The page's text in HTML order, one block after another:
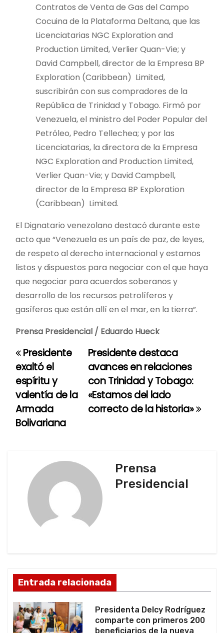
Contratos de Venta de Gas del Campo
Cocuina de la Plataforma Deltana, que las
Licenciatarias NGC Exploration and
Production Limited, Verlier Quan-Vie; y
David Campbell, director de la Empresa BP
Exploration (Caribbean) Limited,
suscribirán con sus compradores de la
República de Trinidad y Tobago. Firmó por
Venezuela, el ministro del Poder Popular del
Petróleo, Pedro Tellechea; y por las
Licenciatarias, la directora de la Empresa
NGC Exploration and Production Limited,
Verlier Quan-Vie; y David Campbell,
director de la Empresa BP Exploration
(Caribbean) Limited.
El Dignatario venezolano destacó durante este
acto que “Venezuela es un país de paz, de leyes,
de respeto al derecho internacional y estamos
listos y dispuestos para negociar con el que haya
que negociar para acuerdos soberanos y
desarrollo de los recursos petrolíferos y
gasíferos que están allí en el mar, en la tierra”.
Prensa Presidencial / Eduardo Hueck
N
a
v
e
e
e
Presidente destaca
avances en relaciones
con Trinidad y Tobago:
«Estamos del lado
correcto de la historia»
Presidente
exaltó el
espíritu y
valentía de la
Armada
Bolivariana
Prensa
Presidencial
Entrada relacionada
Presidenta Delcy Rodríguez
comparte con primeros 200
beneficiarios de la nueva